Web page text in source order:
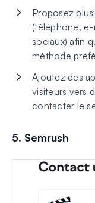
Proposez
(téléphone, e-
sociaux) afin
méthode
Ajoutez des
visiteurs vers
contacter le
5. Semrush